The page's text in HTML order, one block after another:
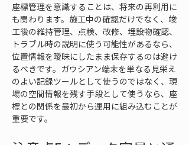
座標管理を意識することは、将来の再利用に
も関わります。施工中の確認だけでなく、竣
工後の維持管理、点検、改修、埋設物確認、
トラブル時の説明に使う可能性があるなら、
位置情報を曖昧にしたまま保存するのは避け
るべきです。ガウシアン端末を単なる見栄え
のよい記録ツールとして使うのではなく、現
場の空間情報を残す手段として使うなら、座
標との関係を最初から運用に組み込むことが
重要です。